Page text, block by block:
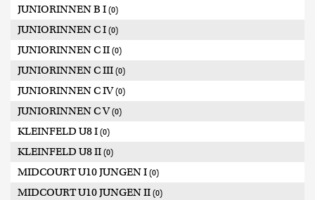
JUNIORINNEN B I (0)
JUNIORINNEN C I (0)
JUNIORINNEN C II (0)
JUNIORINNEN C III (0)
JUNIORINNEN C IV(0)
JUNIORINNEN C V(0)
KLEINFELD U8 I (0)
KLEINFELD U8 II (0)
MIDCOURT U10 JUNGEN I (0)
MIDCOURT U10 JUNGEN II (0)